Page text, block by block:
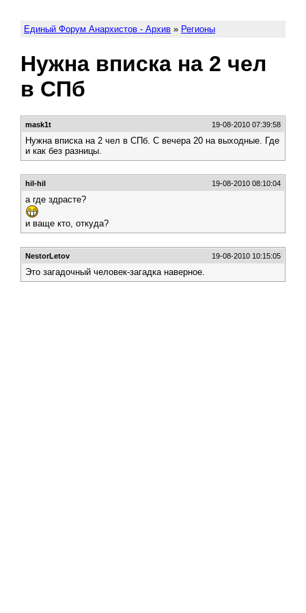
Единый Форум Анархистов - Архив » Регионы
Нужна вписка на 2 чел
в СПб
mask1t 19-08-2010 07:39:58
Нужна вписка на 2 чел в СПб. С вечера 20 на выходные. Где
и как без разницы.
hil-hil 19-08-2010 08:10:04
а где здрасте?
и ваще кто, откуда?
NestorLetov 19-08-2010 10:15:05
Это загадочный человек-загадка наверное.